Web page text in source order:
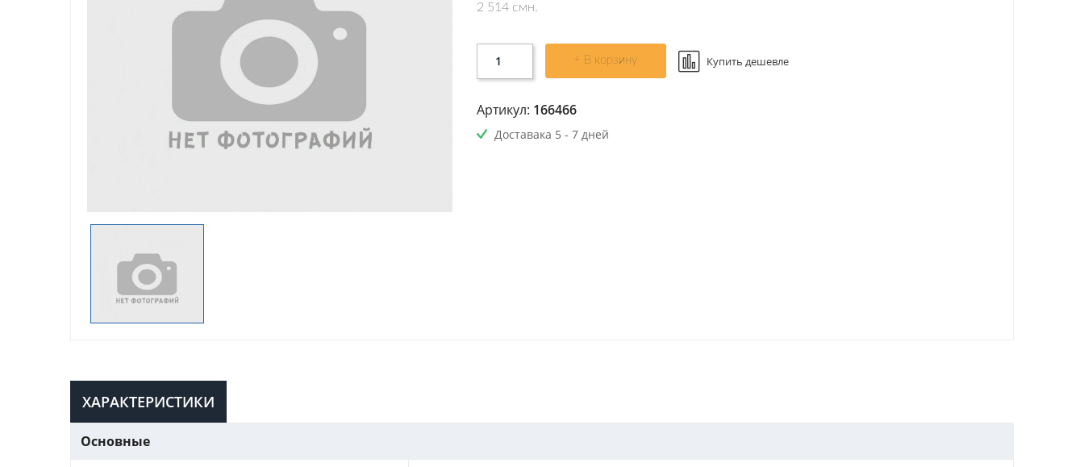
2 514 смн.
+ В корзину Купить дешевле
Артикул: 166466
Доставака 5 - 7 дней
ХАРАКТЕРИСТИКИ
Основные